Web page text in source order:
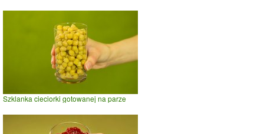
Szklanka cieciorki gotowanej na parze